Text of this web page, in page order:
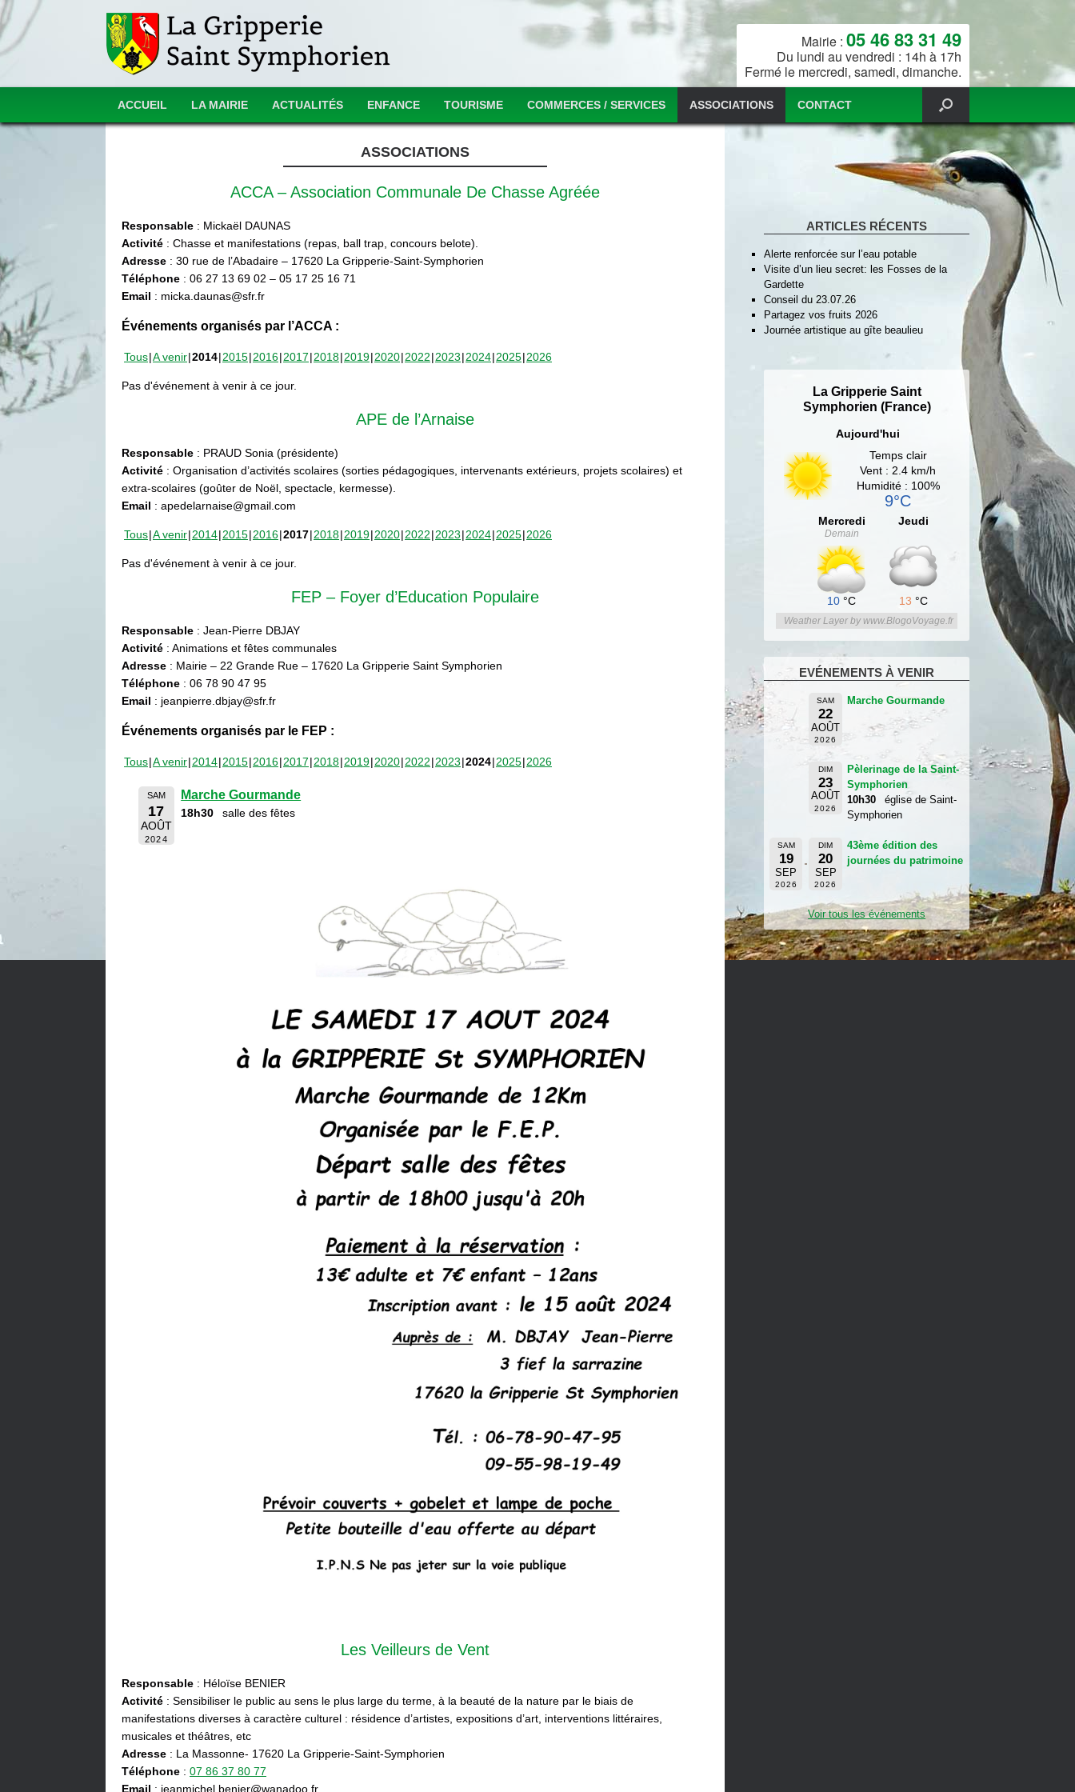
Mairie : 05 46 83 31 49
Du lundi au vendredi : 14h à 17h
Fermé le mercredi, samedi, dimanche.
ACCUEIL LA MAIRIE ACTUALITÉS ENFANCE TOURISME COMMERCES / SERVICES ASSOCIATIONS CONTACT
ASSOCIATIONS
ACCA – Association Communale De Chasse Agréée
Responsable : Mickaël DAUNAS
Activité : Chasse et manifestations (repas, ball trap, concours belote).
Adresse : 30 rue de l’Abadaire – 17620 La Gripperie-Saint-Symphorien
Téléphone : 06 27 13 69 02 – 05 17 25 16 71
Email : micka.daunas@sfr.fr
Événements organisés par l’ACCA :
Tous A venir 2014 2015 2016 2017 2018 2019 2020 2022 2023 2024 2025 2026
Pas d'événement à venir à ce jour.
APE de l’Arnaise
Responsable : PRAUD Sonia (présidente)
Activité : Organisation d’activités scolaires (sorties pédagogiques, intervenants extérieurs, projets scolaires) et
extra-scolaires (goûter de Noël, spectacle, kermesse).
Email : apedelarnaise@gmail.com
Tous A venir 2014 2015 2016 2017 2018 2019 2020 2022 2023 2024 2025 2026
Pas d'événement à venir à ce jour.
FEP – Foyer d’Education Populaire
Responsable : Jean-Pierre DBJAY
Activité : Animations et fêtes communales
Adresse : Mairie – 22 Grande Rue – 17620 La Gripperie Saint Symphorien
Téléphone : 06 78 90 47 95
Email : jeanpierre.dbjay@sfr.fr
Événements organisés par le FEP :
Tous A venir 2014 2015 2016 2017 2018 2019 2020 2022 2023 2024 2025 2026
SAM
17
AOÛT
2024
Marche Gourmande
18h30 salle des fêtes
Les Veilleurs de Vent
Responsable : Héloïse BENIER
Activité : Sensibiliser le public au sens le plus large du terme, à la beauté de la nature par le biais de
manifestations diverses à caractère culturel : résidence d’artistes, expositions d’art, interventions littéraires,
musicales et théâtres, etc
Adresse : La Massonne- 17620 La Gripperie-Saint-Symphorien
Téléphone : 07 86 37 80 77
Email : jeanmichel.benier@wanadoo.fr
ARTICLES RÉCENTS
Alerte renforcée sur l’eau potable
Visite d’un lieu secret: les Fosses de la
Gardette
Conseil du 23.07.26
Partagez vos fruits 2026
Journée artistique au gîte beaulieu
La Gripperie Saint
Symphorien (France)
Aujourd'hui
Temps clair
Vent : 2.4 km/h
Humidité : 100%
9°C
Mercredi
Demain
10 °C
Jeudi
13 °C
Weather Layer by www.BlogoVoyage.fr
EVÉNEMENTS À VENIR
SAM
22
AOÛT
2026
Marche Gourmande
DIM
23
AOÛT
2026
Pèlerinage de la Saint-
Symphorien
10h30
église de Saint-
Symphorien
SAM
19
SEP
2026
DIM
20
SEP
2026
43ème édition des
journées du patrimoine
Voir tous les événements